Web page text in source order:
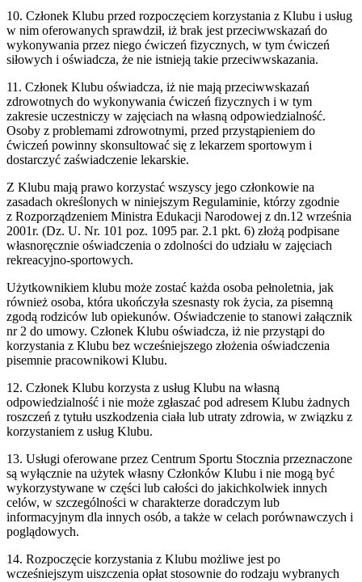
10. Członek Klubu przed rozpoczęciem korzystania z Klubu i usług
w nim oferowanych sprawdził, iż brak jest przeciwwskazań do
wykonywania przez niego ćwiczeń fizycznych, w tym ćwiczeń
siłowych i oświadcza, że nie istnieją takie przeciwwskazania.
11. Członek Klubu oświadcza, iż nie mają przeciwwskazań
zdrowotnych do wykonywania ćwiczeń fizycznych i w tym
zakresie uczestniczy w zajęciach na własną odpowiedzialność.
Osoby z problemami zdrowotnymi, przed przystąpieniem do
ćwiczeń powinny skonsultować się z lekarzem sportowym i
dostarczyć zaświadczenie lekarskie.
Z Klubu mają prawo korzystać wszyscy jego członkowie na
zasadach określonych w niniejszym Regulaminie, którzy zgodnie
z Rozporządzeniem Ministra Edukacji Narodowej z dn.12 września
2001r. (Dz. U. Nr. 101 poz. 1095 par. 2.1 pkt. 6) złożą podpisane
własnoręcznie oświadczenia o zdolności do udziału w zajęciach
rekreacyjno-sportowych.
Użytkownikiem klubu może zostać każda osoba pełnoletnia, jak
również osoba, która ukończyła szesnasty rok życia, za pisemną
zgodą rodziców lub opiekunów. Oświadczenie to stanowi załącznik
nr 2 do umowy. Członek Klubu oświadcza, iż nie przystąpi do
korzystania z Klubu bez wcześniejszego złożenia oświadczenia
pisemnie pracownikowi Klubu.
12. Członek Klubu korzysta z usług Klubu na własną
odpowiedzialność i nie może zgłaszać pod adresem Klubu żadnych
roszczeń z tytułu uszkodzenia ciała lub utraty zdrowia, w związku z
korzystaniem z usług Klubu.
13. Usługi oferowane przez Centrum Sportu Stocznia przeznaczone
są wyłącznie na użytek własny Członków Klubu i nie mogą być
wykorzystywane w części lub całości do jakichkolwiek innych
celów, w szczególności w charakterze doradczym lub
informacyjnym dla innych osób, a także w celach porównawczych i
poglądowych.
14. Rozpoczęcie korzystania z Klubu możliwe jest po
wcześniejszym uiszczenia opłat stosownie do rodzaju wybranych